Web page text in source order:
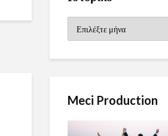
Meci Production